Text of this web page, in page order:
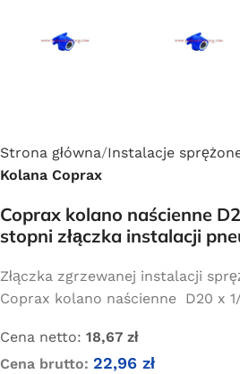
Strona główna Instalacje
Kolana Coprax
Coprax kolano naścienne
stopni złączka instalacji
Złączka zgrzewanej instalacji
Coprax kolano naścienne D20 x
Cena netto: 18,67 zł
Cena brutto: 22,96 zł